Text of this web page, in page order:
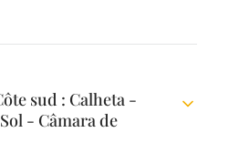
sud : Calheta -
- Câmara de